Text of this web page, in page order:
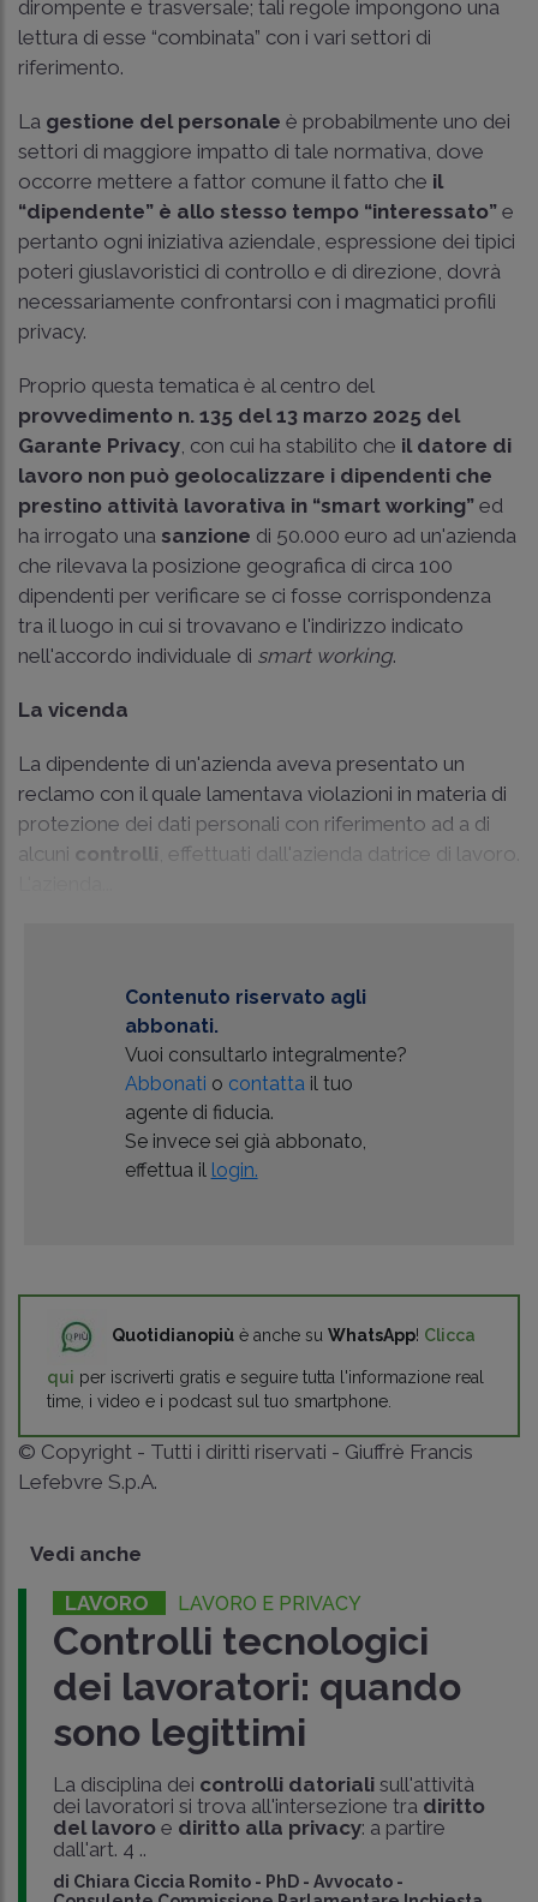
dirompente e trasversale; tali regole impongono una
lettura di esse “combinata” con i vari settori di
riferimento.
La gestione del personale è probabilmente uno dei
settori di maggiore impatto di tale normativa, dove
occorre mettere a fattor comune il fatto che il
“dipendente” è allo stesso tempo “interessato” e
pertanto ogni iniziativa aziendale, espressione dei tipici
poteri giuslavoristici di controllo e di direzione, dovrà
necessariamente confrontarsi con i magmatici profili
privacy.
Proprio questa tematica è al centro del
provvedimento n. 135 del 13 marzo 2025 del
Garante Privacy , con cui ha stabilito che il datore di
lavoro non può geolocalizzare i dipendenti che
prestino attività lavorativa in “smart working” ed
ha irrogato una sanzione di 50.000 euro ad un'azienda
che rilevava la posizione geografica di circa 100
dipendenti per verificare se ci fosse corrispondenza
tra il luogo in cui si trovavano e l'indirizzo indicato
nell'accordo individuale di smart working.
La vicenda
La dipendente di un'azienda aveva presentato un
reclamo con il quale lamentava violazioni in materia di
protezione dei dati personali con riferimento ad a di
alcuni controlli , effettuati dall'azienda datrice di lavoro.
Contenuto riservato agli
abbonati.
Vuoi consultarlo integralmente?
Abbonati o contatta il tuo
agente di fiducia.
Se invece sei già abbonato,
effettua il login.
Quotidianopiù è anche su WhatsApp! Clicca
qui per iscriverti gratis e seguire tutta l'informazione real
time, i video e i podcast sul tuo smartphone.
© Copyright - Tutti i diritti riservati - Giuffrè Francis
Lefebvre S.p.A.
Vedi anche
LAVORO LAVORO E PRIVACY
Controlli tecnologici
dei lavoratori: quando
sono legittimi
La disciplina dei controlli datorialisull'attività
dei lavoratori si trova all'intersezione tra diritto
del lavoroe diritto alla privacy: a partire
dall'art. 4 ..
di Chiara Ciccia Romito - PhD - Avvocato -